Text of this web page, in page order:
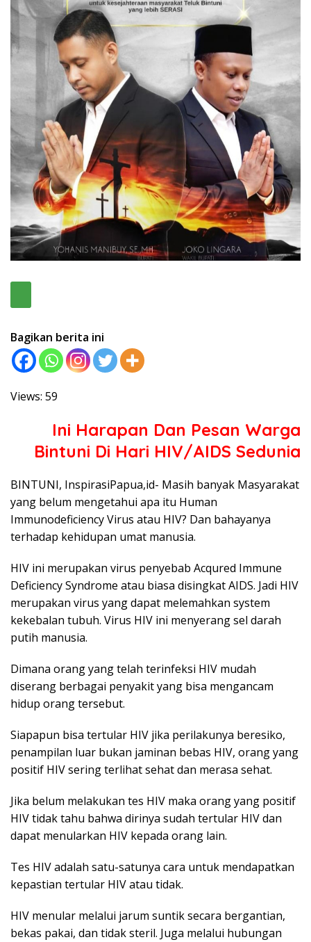
Bagikan berita ini
Views: 59
Ini Harapan Dan Pesan Warga
Bintuni Di Hari HIV/AIDS Sedunia
BINTUNI, InspirasiPapua,id- Masih banyak Masyarakat
yang belum mengetahui apa itu Human
Immunodeficiency Virus atau HIV? Dan bahayanya
terhadap kehidupan umat manusia.
HIV ini merupakan virus penyebab Acqured Immune
Deficiency Syndrome atau biasa disingkat AIDS. Jadi HIV
merupakan virus yang dapat melemahkan system
kekebalan tubuh. Virus HIV ini menyerang sel darah
putih manusia.
Dimana orang yang telah terinfeksi HIV mudah
diserang berbagai penyakit yang bisa mengancam
hidup orang tersebut.
Siapapun bisa tertular HIV jika perilakunya beresiko,
penampilan luar bukan jaminan bebas HIV, orang yang
positif HIV sering terlihat sehat dan merasa sehat.
Jika belum melakukan tes HIV maka orang yang positif
HIV tidak tahu bahwa dirinya sudah tertular HIV dan
dapat menularkan HIV kepada orang lain.
Tes HIV adalah satu-satunya cara untuk mendapatkan
kepastian tertular HIV atau tidak.
HIV menular melalui jarum suntik secara bergantian,
bekas pakai, dan tidak steril. Juga melalui hubungan